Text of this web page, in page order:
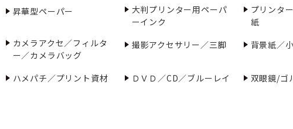
昇華型ペーパー
大判プリンター用ペーパ
ーインク
プリンタ
紙
カメラアクセ／フィルタ
ー／カメラバッグ
撮影アクセサリー／三脚 背景紙／
ハメパチ／プリント資材 ＤＶＤ／CD／ブルーレイ 双眼鏡/ゴ